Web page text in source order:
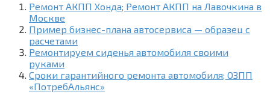
Ремонт АКПП Хонда; Ремонт АКПП на Лавочкина в
Москве
Пример бизнес-плана автосервиса — образец с
расчетами
Ремонтируем сиденья автомобиля своими
руками
Сроки гарантийного ремонта автомобиля; ОЗПП
«ПотребАльянс»